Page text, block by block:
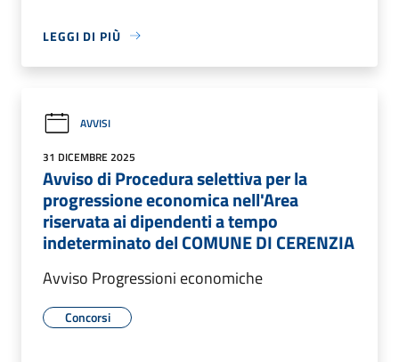
LEGGI DI PIÙ
AVVISI
31 DICEMBRE 2025
Avviso di Procedura selettiva per la
progressione economica nell'Area
riservata ai dipendenti a tempo
indeterminato del COMUNE DI CERENZIA
Avviso Progressioni economiche
Concorsi